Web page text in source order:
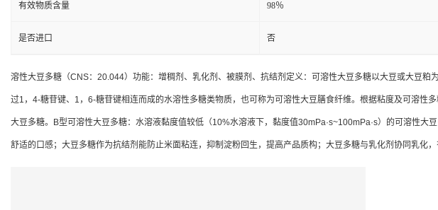
有效物质含量 98％
是否进口 否
溶性大豆多糖（CNS：20.044）功能：增稠剂、乳化剂、被膜剂、抗结剂定义：可溶性大豆多糖以大豆或大豆
过1，4-糖苷键、1，6-糖苷键相连而成的水溶性多糖类物质，也可称为可溶性大豆膳食纤维。根据粘度及可溶
大豆多糖。B型可溶性大豆多糖：水溶液黏度值较低（10%水溶液下，黏度值30mPa·s~100mPa·s）的可溶性
舒适的口感；大豆多糖作为抗结剂能防止米面粘连，抑制淀粉回生，提高产品质构；大豆多糖与乳化剂协同乳化，